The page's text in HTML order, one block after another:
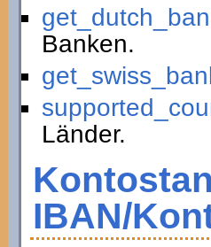
Banken.
Länder.
IBAN/